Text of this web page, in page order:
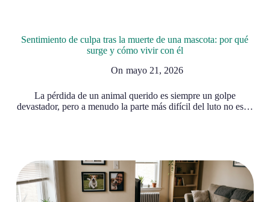
Sentimiento de culpa tras la muerte de una mascota: por qué
surge y cómo vivir con él
On mayo 21, 2026
La pérdida de un animal querido es siempre un golpe
devastador, pero a menudo la parte más difícil del luto no es…